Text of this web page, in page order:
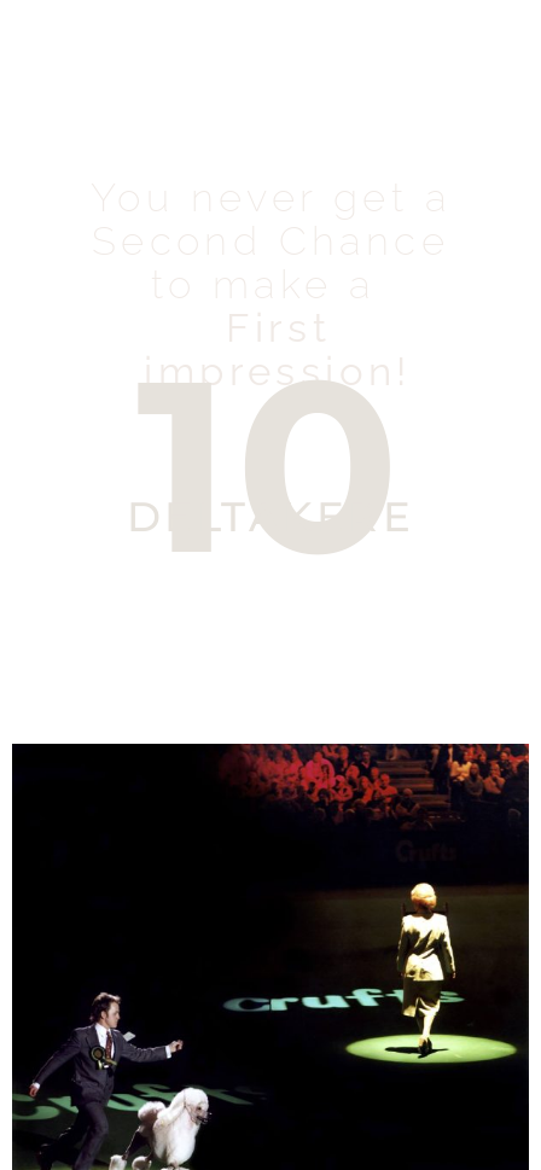
You never get a
Second Chance
to make a
First
impression!
10
DELTAKERE